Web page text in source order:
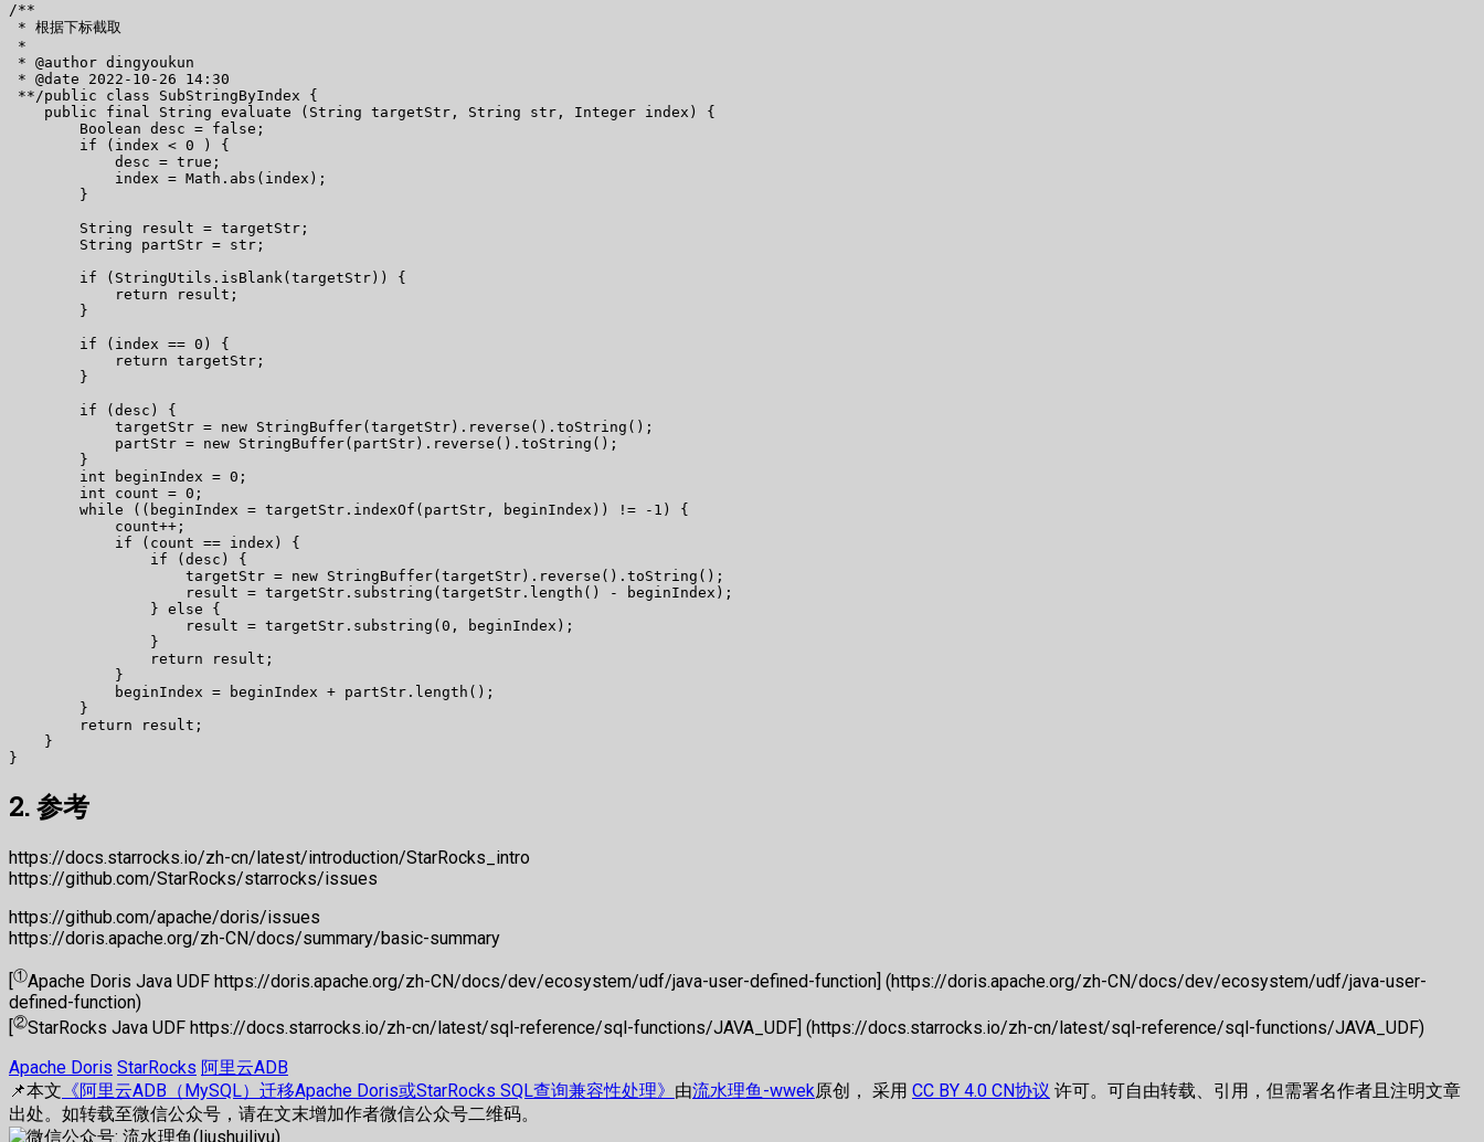
/**
* 根据下标截取
*
* @author dingyoukun
* @date 2022-10-26 14:30
**/public class SubStringByIndex {
    public final String evaluate (String targetStr, String str, Integer index) {
        Boolean desc = false;
        if (index < 0 ) {
            desc = true;
            index = Math.abs(index);
        }
        String result = targetStr;
        String partStr = str;
        if (StringUtils.isBlank(targetStr)) {
            return result;
        }
        if (index == 0) {
            return targetStr;
        }
        if (desc) {
            targetStr = new StringBuffer(targetStr).reverse().toString();
            partStr = new StringBuffer(partStr).reverse().toString();
        }
        int beginIndex = 0;
        int count = 0;
        while ((beginIndex = targetStr.indexOf(partStr, beginIndex)) != -1) {
            count++;
            if (count == index) {
                if (desc) {
                    targetStr = new StringBuffer(targetStr).reverse().toString();
                    result = targetStr.substring(targetStr.length() - beginIndex);
                } else {
                    result = targetStr.substring(0, beginIndex);
                }
                return result;
            }
            beginIndex = beginIndex + partStr.length();
        }
        return result;
    }
2. 参考
https://docs.starrocks.io/zh-cn/latest/introduction/StarRocks_intro
https://github.com/StarRocks/starrocks/issues
https://github.com/apache/doris/issues
https://doris.apache.org/zh-CN/docs/summary/basic-summary
①Apache Doris Java UDF https://doris.apache.org/zh-CN/docs/dev/ecosystem/udf/java-user-defined-function] (https://doris.apache.org/zh-CN/docs/dev/ecosystem/udf/java-user-
defined-function)
②StarRocks Java UDF https://docs.starrocks.io/zh-cn/latest/sql-reference/sql-functions/JAVA_UDF] (https://docs.starrocks.io/zh-cn/latest/sql-reference/sql-functions/JAVA_UDF)
Apache Doris StarRocks 阿里云ADB
📌本文 《阿里云ADB（MySQL）迁移Apache Doris或StarRocks SQL查询兼容性处理》 由流水理鱼-wwek原创， 采用 CC BY 4.0 CN协议 许可。可自由转载、引用，但需署名作者且注明文章
出处。如转载至微信公众号，请在文末增加作者微信公众号二维码。